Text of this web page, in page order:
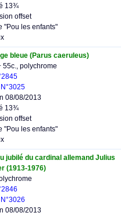
13¾
offset
"Pou les enfants"
bleue (Parus caeruleus)
55c., polychrome
08/08/2013
13¾
offset
"Pou les enfants"
jubilé du cardinal allemand Julius
(1913-1976)
08/08/2013